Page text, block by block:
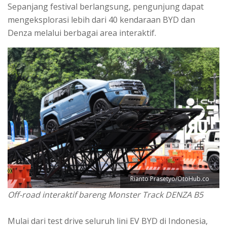
Sepanjang festival berlangsung, pengunjung dapat
mengeksplorasi lebih dari 40 kendaraan BYD dan
Denza melalui berbagai area interaktif.
Rianto Prasetyo/OtoHub.co
Off-road interaktif bareng Monster Track DENZA B5
Mulai dari test drive seluruh lini EV BYD di Indonesia,